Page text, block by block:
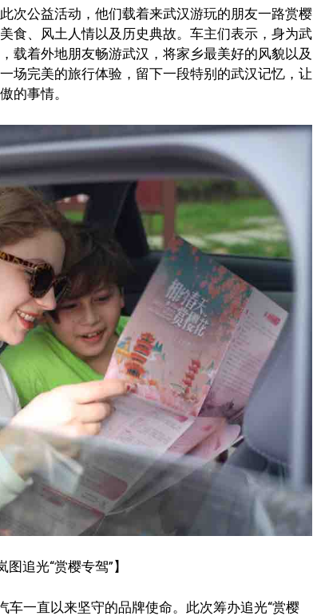
次公益活动，他们载着来武汉游玩的朋友一路赏樱
食、风土人情以及历史典故。车主们表示，身为武
载着外地朋友畅游武汉，将家乡最美好的风貌以及
场完美的旅行体验，留下一段特别的武汉记忆，让
的事情。
图追光“赏樱专驾”】
车一直以来坚守的品牌使命。此次筹办追光“赏樱